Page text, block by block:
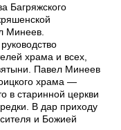
Багряжского
Минеев.
храма и всех,
Павел Минеев
храма —
в старинной церкви
В дар приходу
и Божией